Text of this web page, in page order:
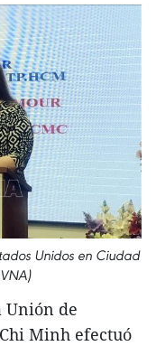
Unidos en Ciudad
Unión de
Minh efectuó